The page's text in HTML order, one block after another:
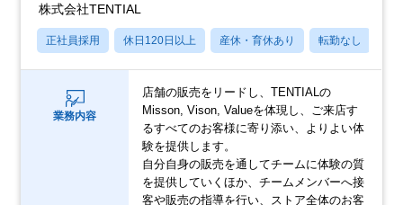
株式会社TENTIAL
正社員採用 休日120日以上 産休・育休あり 転勤なし
業務内容
店舗の販売をリードし、TENTIALの
Misson, Vison, Valueを体現し、ご来店す
るすべてのお客様に寄り添い、よりよい体
験を提供します。
自分自身の販売を通してチームに体験の質
を提供していくほか、チームメンバーへ接
客や販売の指導を行い、ストア全体のお客